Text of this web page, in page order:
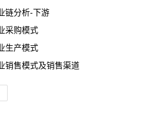
分析-下游
购模式
产模式
售模式及销售渠道